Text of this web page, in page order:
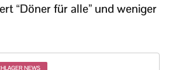
“Döner für alle” und weniger
NEWS